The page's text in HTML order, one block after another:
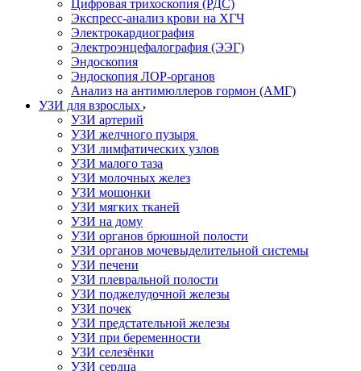
Цифровая трихоскопия (РДС)
Экспресс-анализ крови на ХГЧ
Электрокардиография
Электроэнцефалография (ЭЭГ)
Эндоскопия
Эндоскопия ЛОР-органов
Анализ на антимюллеров гормон (АМГ)
УЗИ для взрослых
УЗИ артерий
УЗИ желчного пузыря
УЗИ лимфатических узлов
УЗИ малого таза
УЗИ молочных желез
УЗИ мошонки
УЗИ мягких тканей
УЗИ на дому
УЗИ органов брюшной полости
УЗИ органов мочевыделительной системы
УЗИ печени
УЗИ плевральной полости
УЗИ поджелудочной железы
УЗИ почек
УЗИ предстательной железы
УЗИ при беременности
УЗИ селезёнки
УЗИ сердца